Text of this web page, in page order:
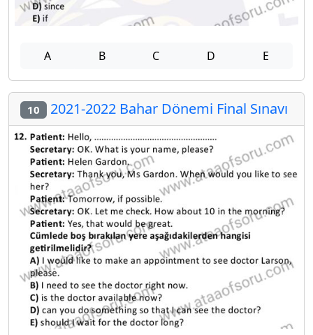
A B C D E
10 2021-2022 Bahar Dönemi Final Sınavı